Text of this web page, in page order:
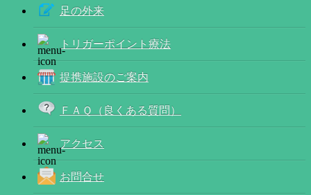
足の外来
トリガーポイント療法
提携施設のご案内
ＦＡＱ（良くある質問）
アクセス
お問合せ